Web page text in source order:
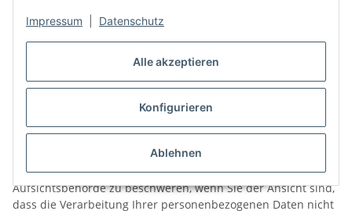
Alle akzeptieren
Konfigurieren
Ablehnen
Impressum Datenschutz
folgende Rechte nach Art. 15 bis 20 DSGVO zu: Recht auf
Auskunft, auf Berichtigung, auf Löschung, auf Einschränkung
der Verarbeitung, auf Datenübertragbarkeit.
Außerdem steht Ihnen nach Art. 21 Abs. 1 DSGVO ein
Widerspruchsrecht gegen die Verarbeitungen zu, die auf Art.
6 Abs. 1 f DSGVO beruhen, sowie gegen die Verarbeitung zum
Beschwerderecht bei der Aufsichtsbehörde
Sie haben gemäß Art. 77 DSGVO das Recht, sich bei der
Aufsichtsbehörde zu beschweren, wenn Sie der Ansicht sind,
dass die Verarbeitung Ihrer personenbezogenen Daten nicht